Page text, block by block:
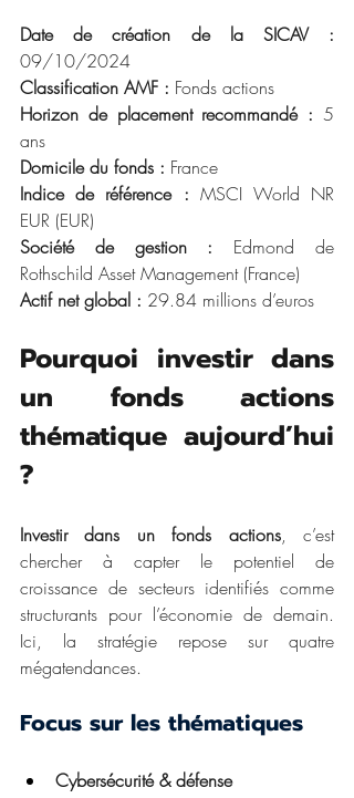
09/10/2024
Classification AMF : Fonds actions
Horizon de placement recommandé : 5
ans
Domicile du fonds : France
Indice de référence : MSCI World NR
EUR (EUR)
Société de gestion : Edmond de
Rothschild Asset Management (France)
Actif net global : 29.84 millions d’euros
Pourquoi investir dans
un fonds actions
thématique aujourd’hui
?
Investir dans un fonds actions, c’est
chercher à capter le potentiel de
croissance de secteurs identifiés comme
structurants pour l’économie de demain.
Ici, la stratégie repose sur quatre
mégatendances.
Focus sur les thématiques
Cybersécurité & défense